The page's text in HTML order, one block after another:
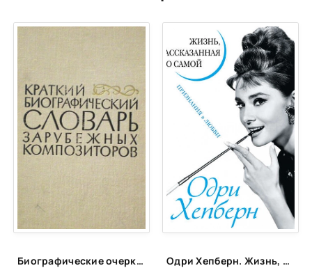
Биографические очерки зарубежных композиторов Одри Хепберн. Жизнь, рассказанная ею самой. Признания в любви - Одри Хепберн